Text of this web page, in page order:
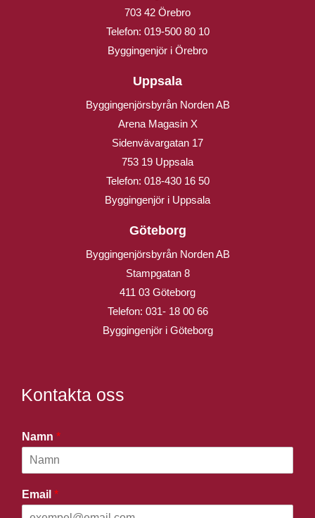
703 42 Örebro
Telefon: 019-500 80 10
Byggingenjör i Örebro
Uppsala
Byggingenjörsbyrån Norden AB
Arena Magasin X
Sidenvävargatan 17
753 19 Uppsala
Telefon: 018-430 16 50
Byggingenjör i Uppsala
Göteborg
Byggingenjörsbyrån Norden AB
Stampgatan 8
411 03 Göteborg
Telefon: 031- 18 00 66
Byggingenjör i Göteborg
Kontakta oss
Namn *
Email *